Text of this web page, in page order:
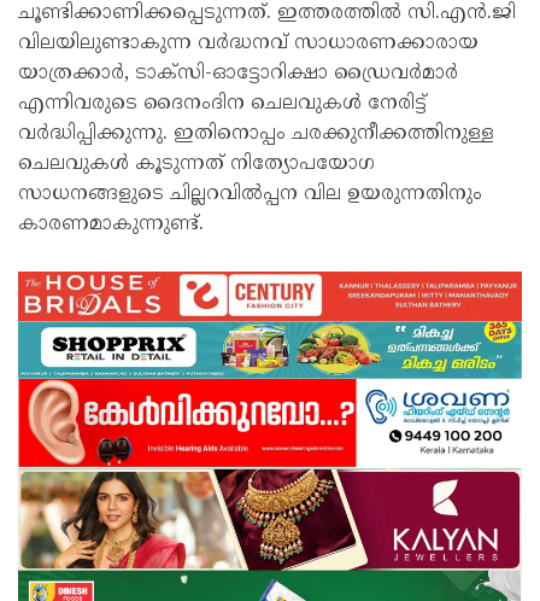
ചൂണ്ടിക്കാണിക്കപ്പെടുന്നത്. ഇത്തരത്തിൽ സി.എൻ.ജി
വിലയിലുണ്ടാകുന്ന വർദ്ധനവ് സാധാരണക്കാരായ
യാത്രക്കാർ, ടാക്സി-ഓട്ടോറിക്ഷാ ഡ്രൈവർമാർ
എന്നിവരുടെ ദൈനംദിന ചെലവുകൾ നേരിട്ട്
വർദ്ധിപ്പിക്കുന്നു. ഇതിനൊപ്പം ചരക്കുനീക്കത്തിനുള്ള
ചെലവുകൾ കൂടുന്നത് നിത്യോപയോഗ
സാധനങ്ങളുടെ ചില്ലറവിൽപ്പന വില ഉയരുന്നതിനും
കാരണമാകുന്നുണ്ട്.